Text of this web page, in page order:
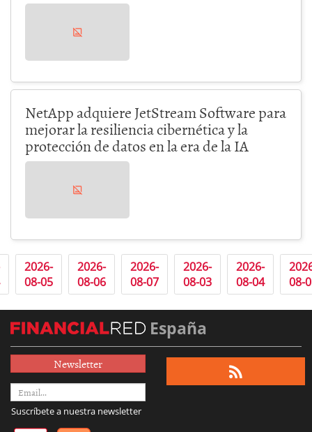
NetApp adquiere JetStream Software para
mejorar la resiliencia cibernética y la
protección de datos en la era de la IA
2026-
08-05
2026-
08-06
2026-
08-07
2026-
08-03
2026-
08-04
08-
España
Newsletter
Suscríbete a nuestra newsletter